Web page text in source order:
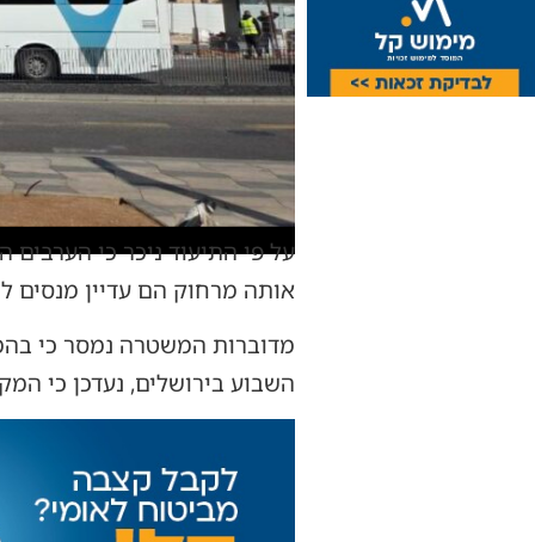
על פי התיעוד ניכר כי
אותה מרחוק הם עדיין מנסים
השבוע בירושלים, נעדכן כי